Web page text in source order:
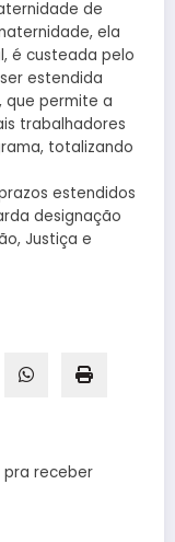
de
ela
é custeada pelo
estendida
que permite a
trabalhadores
totalizando
estendidos
designação
Justiça e
pra receber